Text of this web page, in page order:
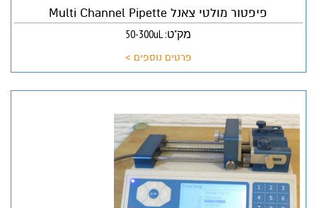
פיפטור מולטי צאנל Multi Channel Pipette
מק"ט: 50-300uL
פרטים נוספים >